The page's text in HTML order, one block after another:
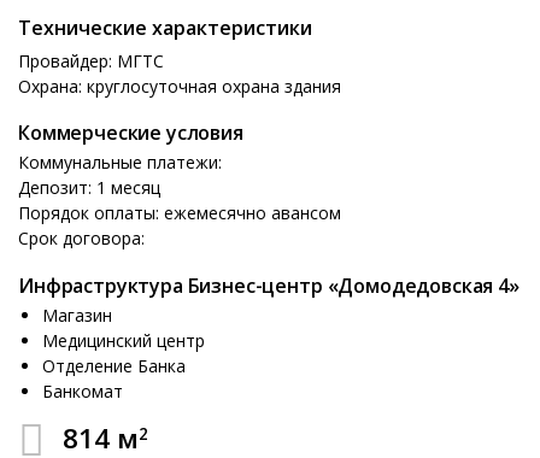
Технические характеристики
Провайдер: МГТС
Охрана: круглосуточная охрана здания
Коммерческие условия
Коммунальные платежи:
Депозит: 1 месяц
Порядок оплаты: ежемесячно авансом
Срок договора:
Инфраструктура Бизнес-центр «Домодедовская 4»
Магазин
Медицинский центр
Отделение Банка
Банкомат
814 м2